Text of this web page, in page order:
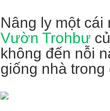
Nâng ly một
Vườn Trohbư
không đến nỗi
giống nhà